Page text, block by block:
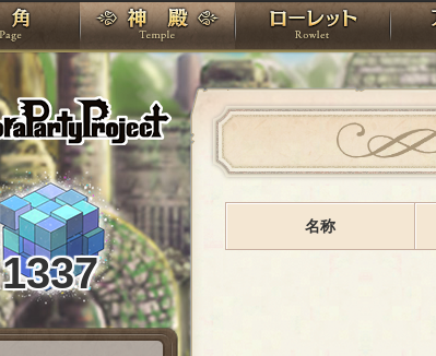
PandoraPartyProject
TOP 神殿 ロー
1337
名称